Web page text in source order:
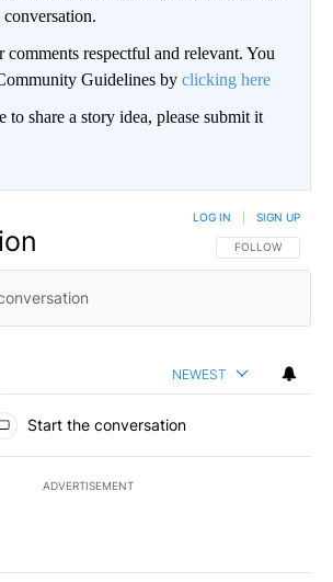
comments respectful and relevant. You
Guidelines by clicking here
share a story idea, please submit it
FOLLOW THIS
FOLLOW
LOG IN SIGN UP
NEWEST
Start the conversation
ADVERTISEMENT